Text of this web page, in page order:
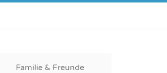
Familie & Freunde